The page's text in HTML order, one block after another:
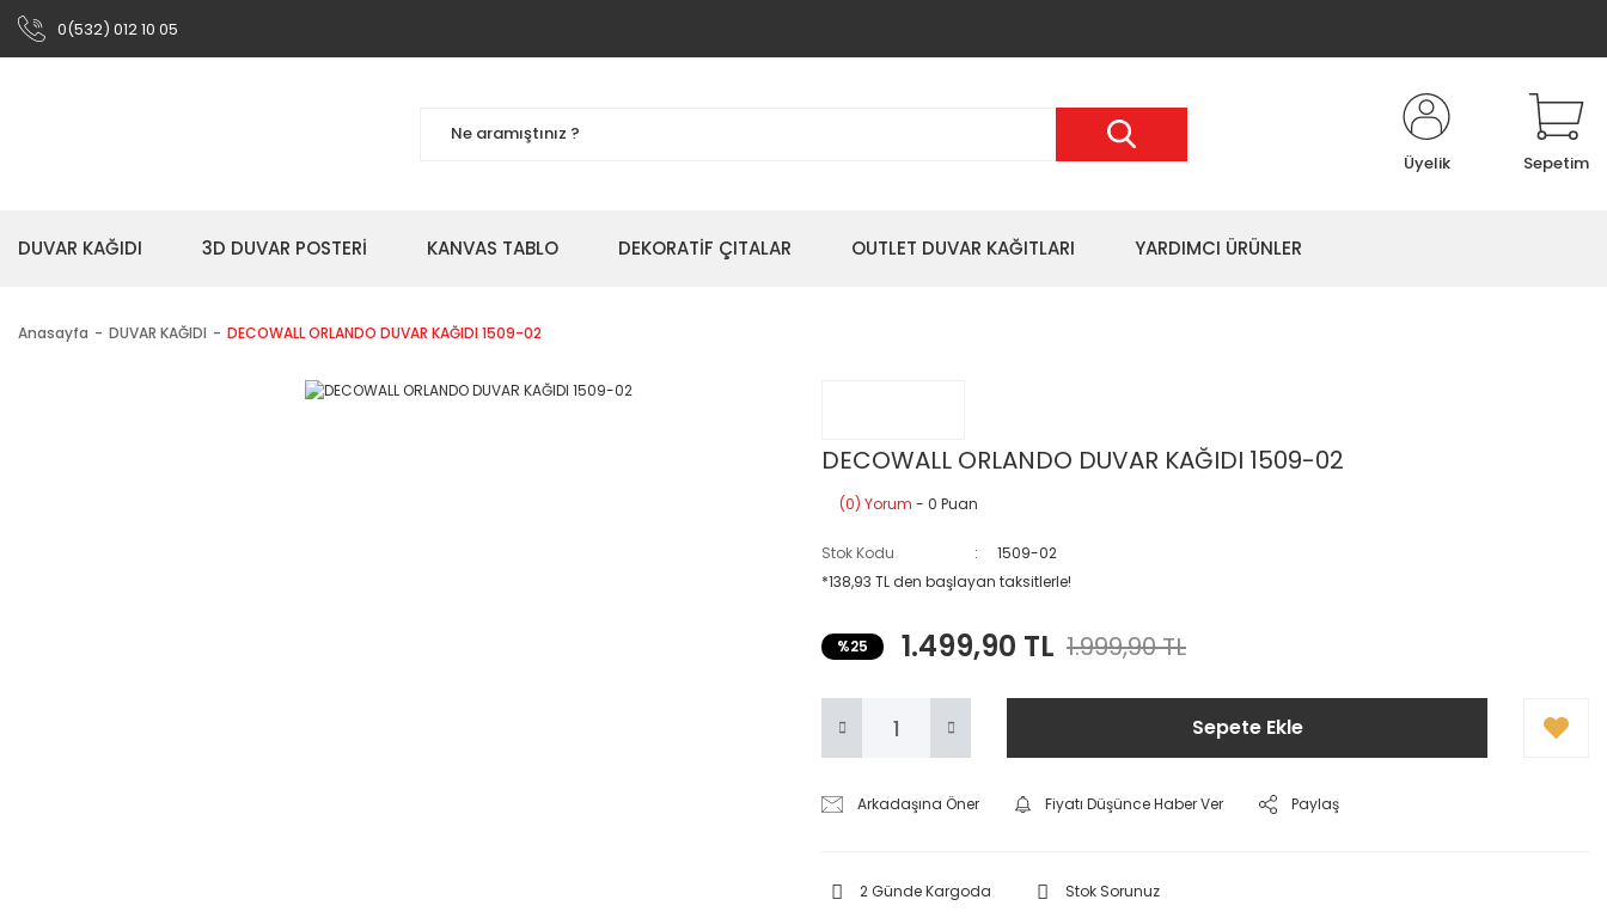
0(532) 012 10 05
Üyelik Sepetim
DUVAR KAĞIDI 3D DUVAR POSTERİ KANVAS TABLO DEKORATİF ÇITALAR OUTLET DUVAR KAĞITLARI YARDIMCI ÜRÜNLER
Anasayfa DUVAR KAĞIDI DECOWALL ORLANDO DUVAR KAĞIDI 1509-02
DECOWALL ORLANDO DUVAR KAĞIDI 1509-02
(0) Yorum - 0 Puan
Stok Kodu
1509-02
*138,93 TL den başlayan taksitlerle!
%25 1.499,90 TL 1.999,90 TL
Sepete Ekle
Arkadaşına Öner Fiyatı Düşünce Haber Ver Paylaş
2 Günde Kargoda Stok Sorunuz